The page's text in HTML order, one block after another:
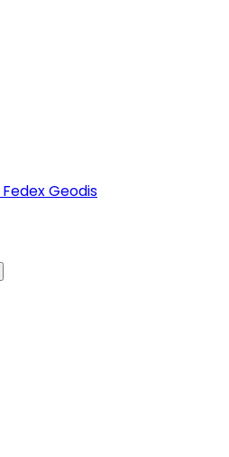
FedexGeodis